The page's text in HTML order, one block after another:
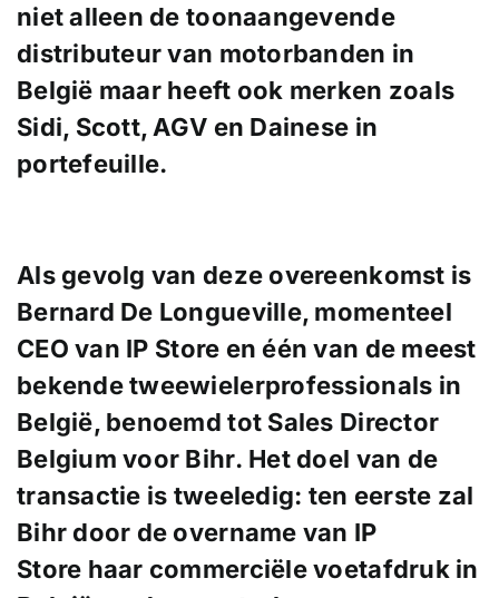
niet alleen de toonaangevende
distributeur van motorbanden in
België maar heeft ook merken zoals
Sidi, Scott, AGV en Dainese in
portefeuille.
Als gevolg van deze overeenkomst is
Bernard De Longueville, momenteel
CEO van IP Store en één van de meest
bekende tweewielerprofessionals in
België, benoemd tot Sales Director
Belgium voor Bihr. Het doel van de
transactie is tweeledig: ten eerste zal
Bihr door de overname van IP
Store haar commerciële voetafdruk in